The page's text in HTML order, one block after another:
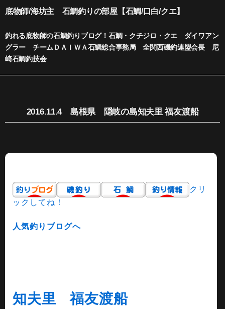
内
容
ス
キ
プ
底物師/海坊主 石鯛釣りの部屋【石鯛/口白/クエ】
釣れる底物師の石鯛釣りブログ！石鯛・クチジロ・クエ ダイワアン
グラー チームＤＡＩＷＡ石鯛総合事務局 全関西磯釣連盟会長 尼
崎石鯛釣技会
2016.11.4 島根県 隠岐の島知夫里 福友渡船
クリ
ックしてね！
人気釣りブログへ
知夫里 福友渡船